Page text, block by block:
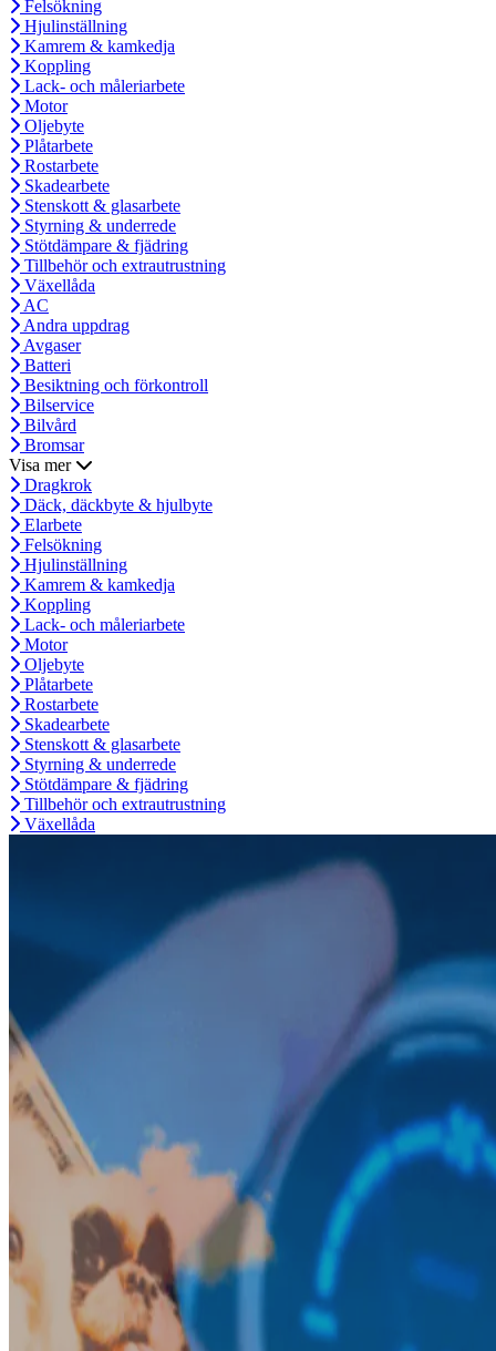
Felsökning
Hjulinställning
Kamrem & kamkedja
Koppling
Lack- och måleriarbete
Motor
Oljebyte
Plåtarbete
Rostarbete
Skadearbete
Stenskott & glasarbete
Styrning & underrede
Stötdämpare & fjädring
Tillbehör och extrautrustning
Växellåda
AC
Andra uppdrag
Avgaser
Batteri
Besiktning och förkontroll
Bilservice
Bilvård
Bromsar
Visa mer
Dragkrok
Däck, däckbyte & hjulbyte
Elarbete
Felsökning
Hjulinställning
Kamrem & kamkedja
Koppling
Lack- och måleriarbete
Motor
Oljebyte
Plåtarbete
Rostarbete
Skadearbete
Stenskott & glasarbete
Styrning & underrede
Stötdämpare & fjädring
Tillbehör och extrautrustning
Växellåda